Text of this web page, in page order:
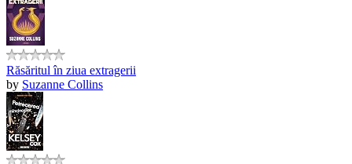
Răsăritul în ziua extragerii
by Suzanne Collins